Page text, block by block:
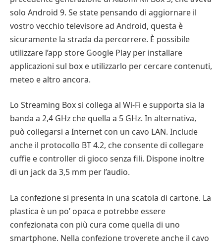
solo Android 9. Se state pensando di aggiornare il
vostro vecchio televisore ad Android, questa è
sicuramente la strada da percorrere. È possibile
utilizzare l’app store Google Play per installare
applicazioni sul box e utilizzarlo per cercare contenuti,
meteo e altro ancora.
Lo Streaming Box si collega al Wi-Fi e supporta sia la
banda a 2,4 GHz che quella a 5 GHz. In alternativa,
può collegarsi a Internet con un cavo LAN. Include
anche il protocollo BT 4.2, che consente di collegare
cuffie e controller di gioco senza fili. Dispone inoltre
di un jack da 3,5 mm per l’audio.
La confezione si presenta in una scatola di cartone. La
plastica è un po’ opaca e potrebbe essere
confezionata con più cura come quella di uno
smartphone. Nella confezione troverete anche il cavo